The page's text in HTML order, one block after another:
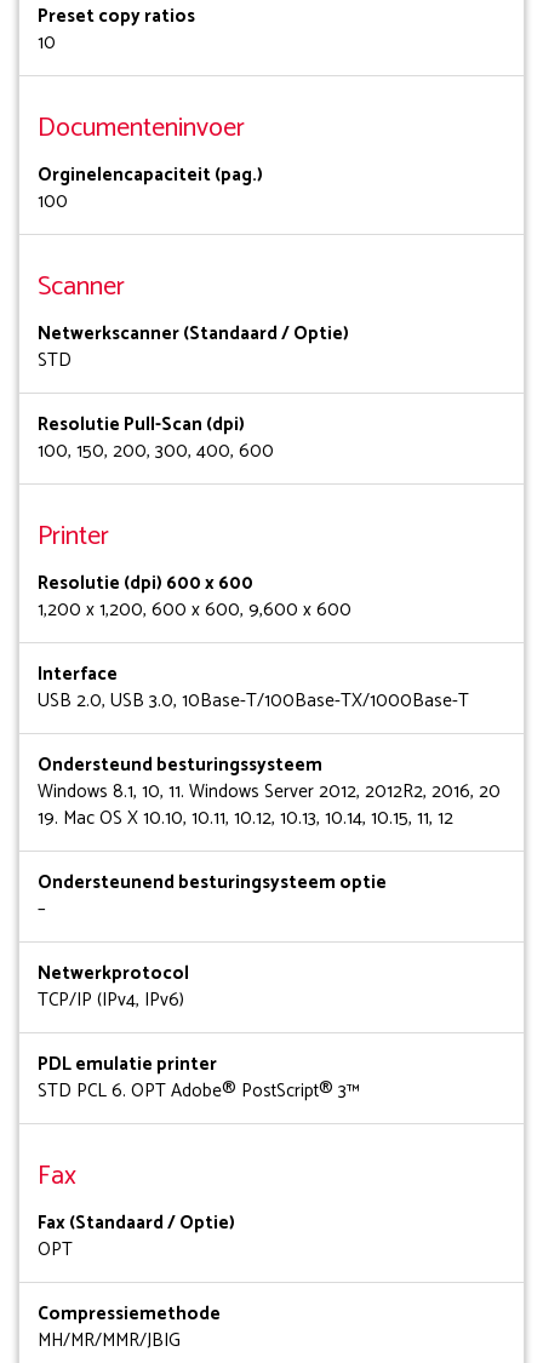
Preset copy ratios
10
Documenteninvoer
Orginelencapaciteit (pag.)
100
Scanner
Netwerkscanner (Standaard / Optie)
STD
Resolutie Pull-Scan (dpi)
100, 150, 200, 300, 400, 600
Printer
Resolutie (dpi) 600 x 600
1,200 x 1,200, 600 x 600, 9,600 x 600
Interface
USB 2.0, USB 3.0, 10Base-T/100Base-TX/1000Base-T
Ondersteund besturingssysteem
Windows 8.1, 10, 11. Windows Server 2012, 2012R2, 2016, 20
19. Mac OS X 10.10, 10.11, 10.12, 10.13, 10.14, 10.15, 11, 12
Ondersteunend besturingsysteem optie
–
Netwerkprotocol
TCP/IP (IPv4, IPv6)
PDL emulatie printer
STD PCL 6. OPT Adobe® PostScript® 3™
Fax
Fax (Standaard / Optie)
OPT
Compressiemethode
MH/MR/MMR/JBIG